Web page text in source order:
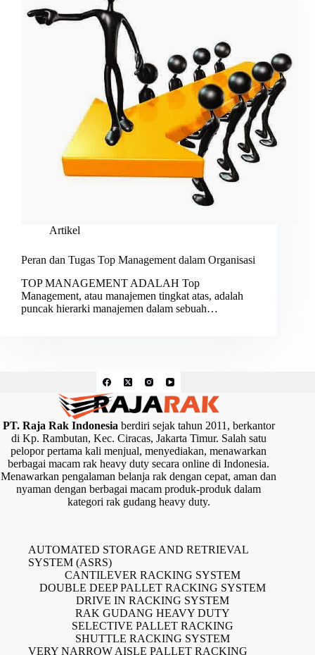
Artikel
Peran dan Tugas Top Management dalam Organisasi
TOP MANAGEMENT ADALAH Top
Management, atau manajemen tingkat atas, adalah
puncak hierarki manajemen dalam sebuah…
PT. Raja Rak Indonesiaberdiri sejak tahun 2011, berkantor
di Kp. Rambutan, Kec. Ciracas, Jakarta Timur. Salah satu
pelopor pertama kali menjual, menyediakan, menawarkan
berbagai macam rak heavy duty secara online di Indonesia.
Menawarkan pengalaman belanja rak dengan cepat, aman dan
nyaman dengan berbagai macam produk-produk dalam
kategori rak gudang heavy duty.
AUTOMATED STORAGE AND RETRIEVAL
SYSTEM (ASRS)
CANTILEVER RACKING SYSTEM
DOUBLE DEEP PALLET RACKING SYSTEM
DRIVE IN RACKING SYSTEM
RAK GUDANG HEAVY DUTY
SELECTIVE PALLET RACKING
SHUTTLE RACKING SYSTEM
VERY NARROW AISLE PALLET RACKING